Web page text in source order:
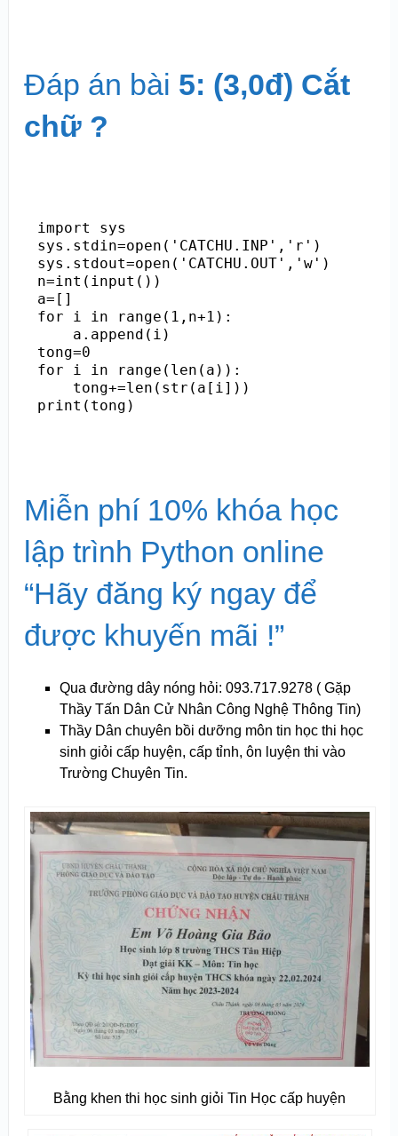
Đáp án bài 5: (3,0đ) Cắt
chữ ?
import sys
sys.stdin=open('CATCHU.INP','r')
sys.stdout=open('CATCHU.OUT','w')
n=int(input())
a=[]
for i in range(1,n+1):
    a.append(i)
tong=0
for i in range(len(a)):
    tong+=len(str(a[i]))
Miễn phí 10% khóa học
lập trình Python online
“Hãy đăng ký ngay để
được khuyến mãi !”
Qua đường dây nóng hỏi: 093.717.9278 ( Gặp
Thầy Tấn Dân Cử Nhân Công Nghệ Thông Tin)
Thầy Dân chuyên bồi dưỡng môn tin học thi học
sinh giỏi cấp huyện, cấp tỉnh, ôn luyện thi vào
Trường Chuyên Tin.
Bằng khen thi học sinh giỏi Tin Học cấp huyện